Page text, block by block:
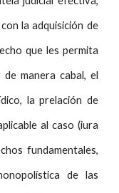
la adquisición de
que les permita
manera cabal, el
la prelación de
al caso (iura
fundamentales,
de las